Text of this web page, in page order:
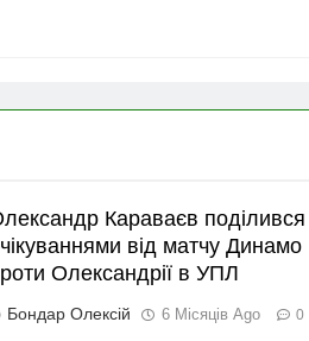
Караваєв поділився
від матчу Динамо
Олександрії в УПЛ
Бондар Олексій 6 Місяців Ago 0